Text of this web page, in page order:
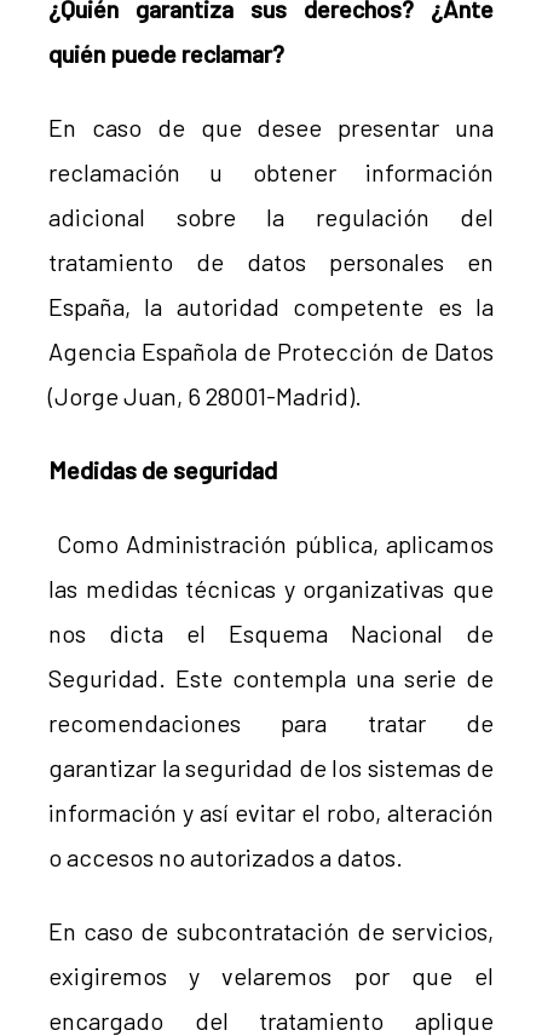
¿Quién garantiza sus derechos? ¿Ante
quién puede reclamar?
En caso de que desee presentar una
reclamación u obtener información
adicional sobre la regulación del
tratamiento de datos personales en
España, la autoridad competente es la
Agencia Española de Protección de Datos
(Jorge Juan, 6 28001-Madrid).
Medidas de seguridad
Como Administración pública, aplicamos
las medidas técnicas y organizativas que
nos dicta el Esquema Nacional de
Seguridad. Este contempla una serie de
recomendaciones para tratar de
garantizar la seguridad de los sistemas de
información y así evitar el robo, alteración
o accesos no autorizados a datos.
En caso de subcontratación de servicios,
exigiremos y velaremos por que el
encargado del tratamiento aplique